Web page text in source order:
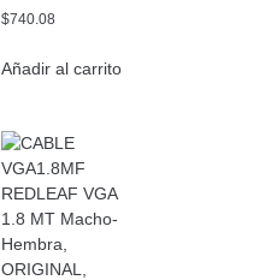
$740.08
Añadir al carrito